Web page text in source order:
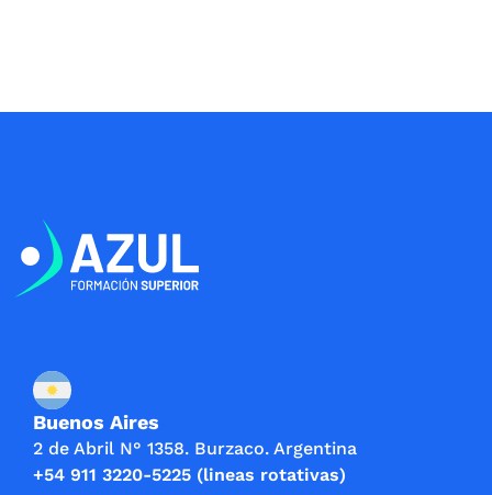
Buenos Aires
2 de Abril N° 1358. Burzaco. Argentina
+54 911 3220-5225 (lineas rotativas)